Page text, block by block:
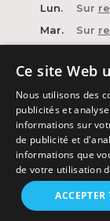
Lun. Sur
Mar.
Sur
Jeu.
Sur
Ven.
Sur
Sur
Dim.
Ce site Web
Nous utilisons des
publicités et
informations sur
de publicité et
informations que
de votre utilisation
ACCEPTER